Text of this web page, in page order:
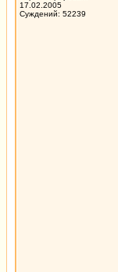
17.02.2005
Суждений: 52239